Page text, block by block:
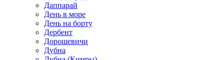
Даппарай
День в море
День на борту
Дербент
Дорошевичи
Дубна